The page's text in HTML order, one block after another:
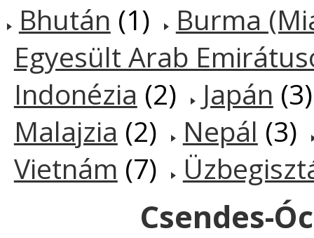
Bhután (1)
Burma
Egyesült Arab
Indonézia (2) Japán
Malajzia (2) Nepál (3)
Vietnám (7)
Csendes-